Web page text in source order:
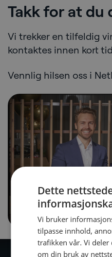
Takk for at du
Vi trekker en tilfeldig
kontaktes innen kort
Vennlig hilsen oss i
Dette
Vi bruker
tilpasse innhold,
trafikken vår. Vi deler
om din bruk av